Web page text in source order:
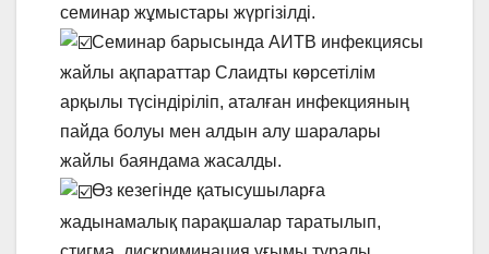
семинар жұмыстары жүргізілді.
Семинар барысында АИТВ инфекциясы
жайлы ақпараттар Слаидты көрсетілім
арқылы түсіндіріліп, аталған инфекцияның
пайда болуы мен алдын алу шаралары
жайлы баяндама жасалды.
Өз кезегінде қатысушыларға
жадынамалық парақшалар таратылып,